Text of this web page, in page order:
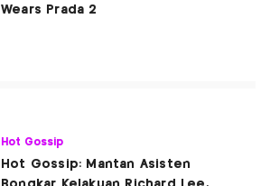
Wears Prada 2
Hot Gossip
Hot Gossip: Mantan Asisten